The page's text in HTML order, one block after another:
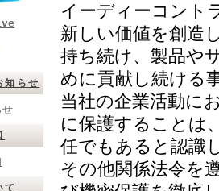
知らせ
せ
て
イーディーコント
新しい価値を創造
持ち続け、製品や
めに貢献し続ける
当社の企業活動に
に保護することは
任でもあると認識
その他関係法令を